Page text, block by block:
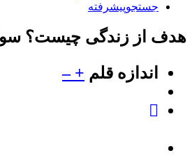
جستجوپیشرفته
هدف از زندگی چیست؟
اندازه قلم +
–